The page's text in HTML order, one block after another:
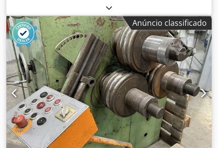
12.900 € Parcela de leasing: 247,68 € Força de prensagem:
40 t Curso: 285 mm Capacidade máxima de dobra - aço de
construção: 200x24 mm Mesa: 660x1250 mm Altura do
pino de fixação: 250 mm Diâmetro do pino: 80 mm
Velocidade de trabalho: 10 mm/s Velocidade de retorno: 10
mm/s Motor: 4 kW Altura de trabalho: 930 mm
Comprimento: 1250 mm Largura: 650 mm Altura: 1250 mm
Peso: 1100 kg Dcedpfx Ajwiq N Iemfok Regulação do curso
com visor digital Modo de funcionamento manual e
automático Pinos de fixação e ferramentas temperados e
rectificados Ferramenta de quinagem Pedal de pé OPÇÕES:
Ferramentas de corte, punção ou curvatura de tubos sob
consulta
Anúncio classificado